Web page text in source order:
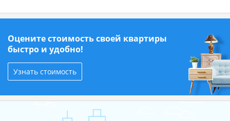
Оцените стоимость своей квартиры
быстро и удобно!
Узнать стоимость